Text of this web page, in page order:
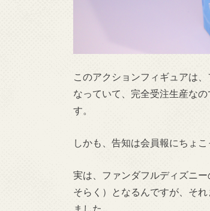
このアクションフィギュアは
なっていて、完全受注生産な
す。
しかも、告知は会員報にちょ
実は、ファンダフルディズニ
そらく）となるんですが、そ
ました。